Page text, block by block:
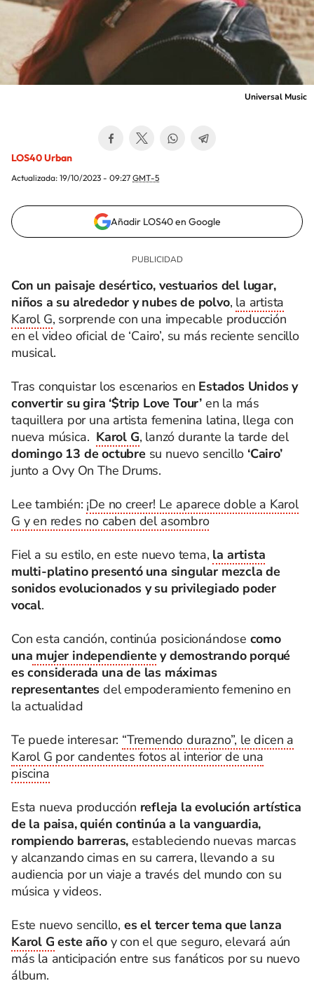
Universal Music
LOS40 Urban
Actualizada: 19/10/2023 - 09:27 GMT-5
Añadir LOS40 en Google
Con un paisaje desértico, vestuarios del lugar,
niños a su alrededor y nubes de polvo, la artista
Karol G, sorprende con una impecable producción
en el video oficial de ‘Cairo’, su más reciente sencillo
musical.
Tras conquistar los escenarios en Estados Unidos y
convertir su gira ‘$trip Love Tour’ en la más
taquillera por una artista femenina latina, llega con
nueva música. Karol G, lanzó durante la tarde del
domingo 13 de octubresu nuevo sencillo ‘Cairo’
junto a Ovy On The Drums.
Lee también: ¡De no creer! Le aparece doble a Karol
G y en redes no caben del asombro
Fiel a su estilo, en este nuevo tema, la artista
multi-platino presentó una singular mezcla de
sonidos evolucionados y su privilegiado poder
vocal.
Con esta canción, continúa posicionándose como
una mujer independientey demostrando porqué
es considerada una de las máximas
representantes del empoderamiento femenino en
la actualidad
Te puede interesar: “Tremendo durazno”, le dicen a
Karol G por candentes fotos al interior de una
piscina
Esta nueva producción refleja la evolución artística
de la paisa, quién continúa a la vanguardia,
rompiendo barreras, estableciendo nuevas marcas
y alcanzando cimas en su carrera, llevando a su
audiencia por un viaje a través del mundo con su
música y videos.
Este nuevo sencillo, es el tercer tema que lanza
Karol G este añoy con el que seguro, elevará aún
más la anticipación entre sus fanáticos por su nuevo
álbum.